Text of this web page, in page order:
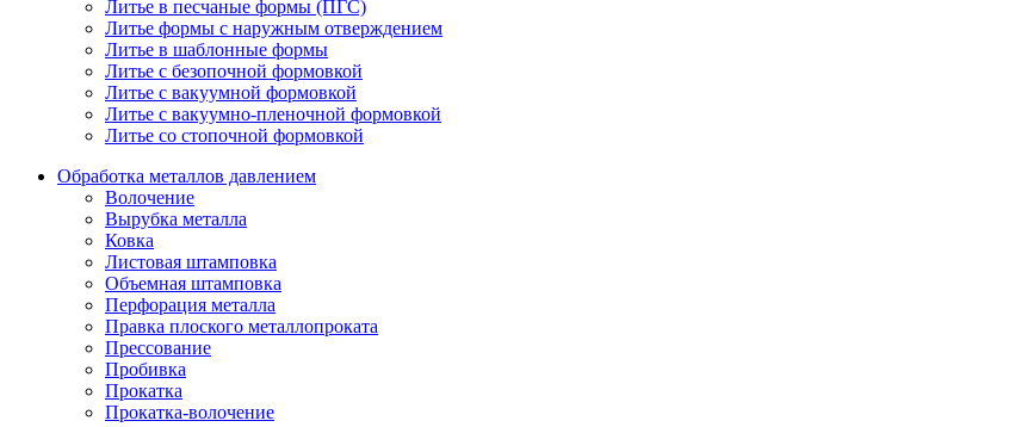
Литье в песчаные формы (ПГС)
Литье формы с наружным отверждением
Литье в шаблонные формы
Литье с безопочной формовкой
Литье с вакуумной формовкой
Литье с вакуумно-пленочной формовкой
Литье со стопочной формовкой
Обработка металлов давлением
Волочение
Вырубка металла
Ковка
Листовая штамповка
Объемная штамповка
Перфорация металла
Правка плоского металлопроката
Прессование
Пробивка
Прокатка
Прокатка-волочение